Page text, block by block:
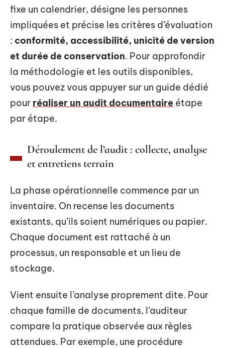
fixe un calendrier, désigne les personnes
impliquées et précise les critères d’évaluation
: conformité, accessibilité, unicité de version
et durée de conservation. Pour approfondir
la méthodologie et les outils disponibles,
vous pouvez vous appuyer sur un guide dédié
pour réaliser un audit documentaire étape
par étape.
Déroulement de l’audit : collecte, analyse
et entretiens terrain
La phase opérationnelle commence par un
inventaire. On recense les documents
existants, qu’ils soient numériques ou papier.
Chaque document est rattaché à un
processus, un responsable et un lieu de
stockage.
Vient ensuite l’analyse proprement dite. Pour
chaque famille de documents, l’auditeur
compare la pratique observée aux règles
attendues. Par exemple, une procédure